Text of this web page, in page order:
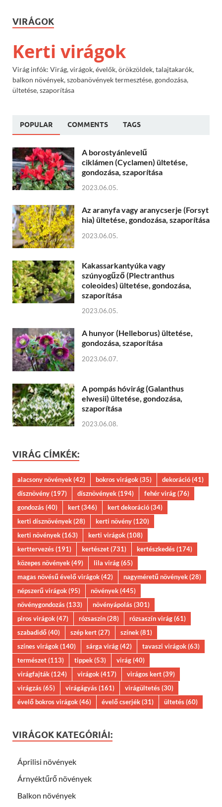
VIRÁGOK
Kerti virágok
Virág infók: Virág, virágok, évelők, örökzöldek, talajtakarók,
balkon növények, szobanövények termesztése, gondozása,
ültetése, szaporítása
POPULAR COMMENTS TAGS
A borostyánlevelű
ciklámen (Cyclamen) ültetése,
gondozása, szaporítása
2023.06.05.
Az aranyfa vagy aranycserje (Forsyt
hia) ültetése, gondozása, szaporítása
2023.06.05.
Kakassarkantyúka vagy
szúnyogűző (Plectranthus
coleoides) ültetése, gondozása,
szaporítása
2023.06.05.
A hunyor (Helleborus) ültetése,
gondozása, szaporítása
2023.06.07.
A pompás hóvirág (Galanthus
elwesii) ültetése, gondozása,
szaporítása
2023.06.08.
VIRÁG CÍMKÉK:
alacsony növények(42) bokros virágok(35) dekoráció(41)
dísznövény(197) dísznövények(194) fehér virág(76)
gondozás(40) kert(346) kert dekoráció(34)
kerti dísznövények(28) kerti növény(120)
kerti növények(163) kerti virágok(108)
kerttervezés(191) kertészet(731) kertészkedés(174)
közepes növények(49) lila virág(65)
magas növésű évelő virágok(42) nagyméretű növények(28)
népszerű virágok(95) növények(445)
növénygondozás(133) növényápolás(301)
piros virágok(47) rózsaszín(28) rózsaszín virág(61)
szabadidő(40) szép kert(27) színek(81)
színes virágok(140) sárga virág(42) tavaszi virágok(63)
természet(113) tippek(53) virág(40)
virágfajták(124) virágok(417) virágos kert(39)
virágzás(65) virágágyás(161) virágültetés(30)
évelő bokros virágok(46) évelő cserjék(31) ültetés(60)
VIRÁGOK KATEGÓRIÁI:
Áprilisi növények
Árnyéktűrő növények
Balkon növények